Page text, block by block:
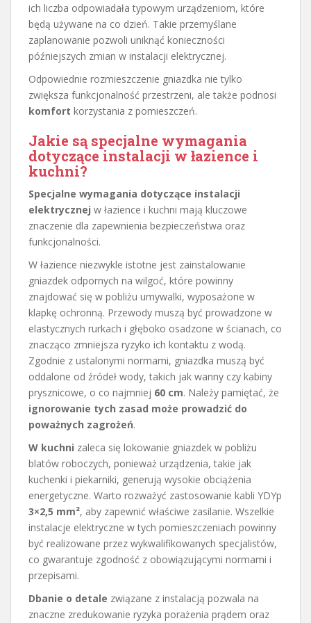
ich liczba odpowiadała typowym urządzeniom, które
będą używane na co dzień. Takie przemyślane
zaplanowanie pozwoli uniknąć konieczności
późniejszych zmian w instalacji elektrycznej.
Odpowiednie rozmieszczenie gniazdka nie tylko
zwiększa funkcjonalność przestrzeni, ale także podnosi
komfort korzystania z pomieszczeń.
Jakie są specjalne wymagania
dotyczące instalacji w łazience i
kuchni?
Specjalne wymagania dotyczące instalacji
elektrycznej w łazience i kuchni mają kluczowe
znaczenie dla zapewnienia bezpieczeństwa oraz
funkcjonalności.
W łazience niezwykle istotne jest zainstalowanie
gniazdek odpornych na wilgoć, które powinny
znajdować się w pobliżu umywalki, wyposażone w
klapkę ochronną. Przewody muszą być prowadzone w
elastycznych rurkach i głęboko osadzone w ścianach, co
znacząco zmniejsza ryzyko ich kontaktu z wodą.
Zgodnie z ustalonymi normami, gniazdka muszą być
oddalone od źródeł wody, takich jak wanny czy kabiny
prysznicowe, o co najmniej 60 cm. Należy pamiętać, że
ignorowanie tych zasad może prowadzić do
poważnych zagrożeń.
W kuchni zaleca się lokowanie gniazdek w pobliżu
blatów roboczych, ponieważ urządzenia, takie jak
kuchenki i piekarniki, generują wysokie obciążenia
energetyczne. Warto rozważyć zastosowanie kabli YDYp
3×2,5 mm², aby zapewnić właściwe zasilanie. Wszelkie
instalacje elektryczne w tych pomieszczeniach powinny
być realizowane przez wykwalifikowanych specjalistów,
co gwarantuje zgodność z obowiązującymi normami i
przepisami.
Dbanie o detale związane z instalacją pozwala na
znaczne zredukowanie ryzyka porażenia prądem oraz